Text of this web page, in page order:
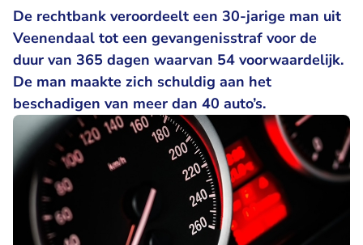
De rechtbank veroordeelt een 30-jarige man uit
Veenendaal tot een gevangenisstraf voor de
duur van 365 dagen waarvan 54 voorwaardelijk.
De man maakte zich schuldig aan het
beschadigen van meer dan 40 auto’s.